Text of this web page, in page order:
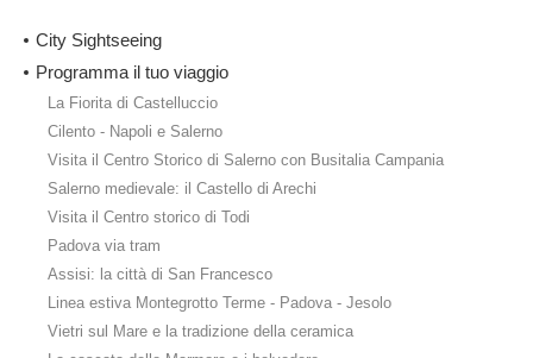
City Sightseeing
Programma il tuo viaggio
La Fiorita di Castelluccio
Cilento - Napoli e Salerno
Visita il Centro Storico di Salerno con Busitalia Campania
Salerno medievale: il Castello di Arechi
Visita il Centro storico di Todi
Padova via tram
Assisi: la città di San Francesco
Linea estiva Montegrotto Terme - Padova - Jesolo
Vietri sul Mare e la tradizione della ceramica